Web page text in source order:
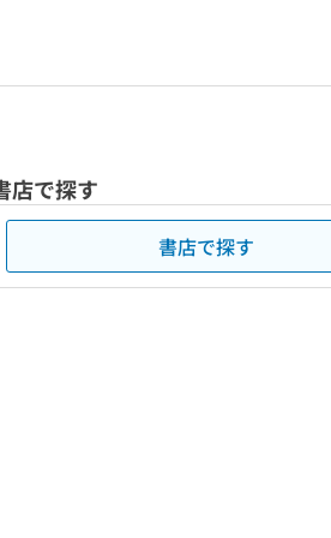
店で探す
書店で探す